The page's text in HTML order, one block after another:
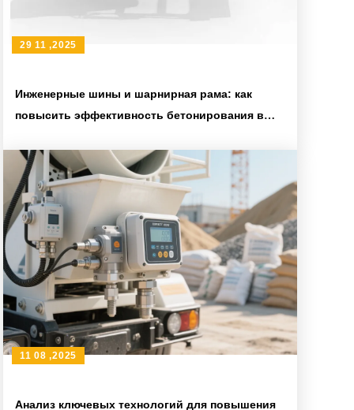
Инженерные шины и шарнирная рама: как
повысить эффективность бетонирования в
29 11 ,2025
Анализ ключевых технологий для повышения
11 08 ,2025